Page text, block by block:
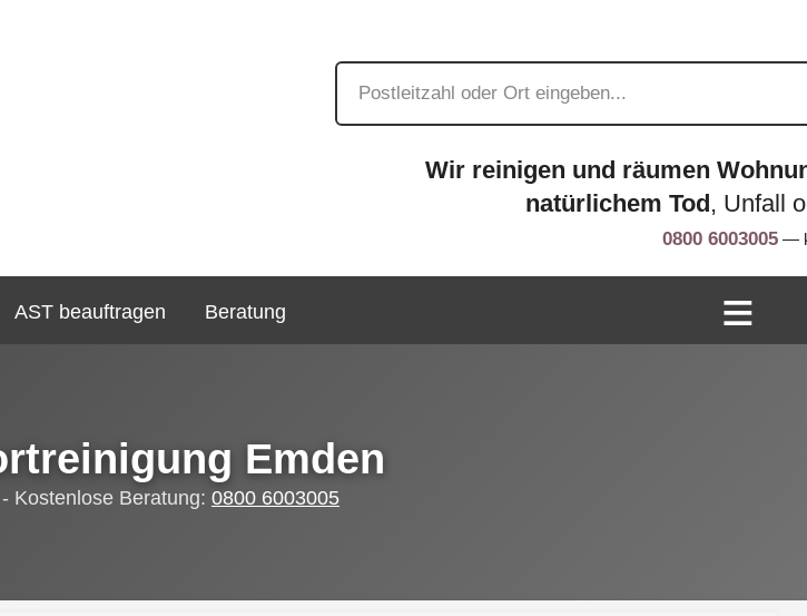
Wir reinigen und räumen
natürlichem Tod, Unfall
0800 6003005 —
AST beauftragen Beratung
Emden
Kostenlose Beratung: 0800 6003005